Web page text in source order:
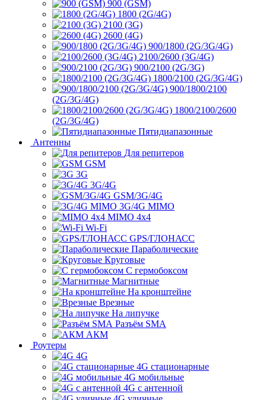
900 (GSM)
1800 (2G/4G)
2100 (3G)
2600 (4G)
900/1800 (2G/3G/4G)
2100/2600 (3G/4G)
900/2100 (2G/3G)
1800/2100 (2G/3G/4G)
900/1800/2100
(2G/3G/4G)
1800/2100/2600
(2G/3G/4G)
Пятидиапазонные
Антенны
Для репитеров
GSM
3G
3G/4G
GSM/3G/4G
3G/4G MIMO
MIMO 4x4
Wi-Fi
GPS/ГЛОНАСС
Параболические
Круговые
С гермобоксом
Магнитные
На кронштейне
Врезные
На липучке
Разъём SMA
АКМ
Роутеры
4G
4G стационарные
4G мобильные
4G с антенной